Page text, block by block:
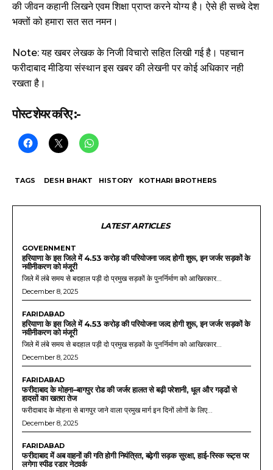
की जीवन कहानी लिखने एवम शिक्षा प्राप्त करने योग्य है। ऐसे ही सच्चे देश
भक्तों को हमारा सत सत नमन।
Note: यह खबर लेखक के निजी विचारो सहित लिखी गई है। पहचान
फरीदाबाद मीडिया संस्थान इस खबर की लेखनी पर कोई अधिकार नही
रखता है।
पोस्ट शेयर करिए :-
TAGS DESH BHAKT HISTORY KOTHARI BROTHERS
LATEST ARTICLES
GOVERNMENT
हरियाणा के इस जिले में 4.53 करोड़ की परियोजना जल्द होगी शुरू, इन जर्जर सड़कों के
नवीनीकरण को मंजूरी
जिले में लंबे समय से बदहाल पड़ी दो प्रमुख सड़कों के पुनर्निर्माण को आखिरकार...
December 8, 2025
FARIDABAD
हरियाणा के इस जिले में 4.53 करोड़ की परियोजना जल्द होगी शुरू, इन जर्जर सड़कों के
नवीनीकरण को मंजूरी
जिले में लंबे समय से बदहाल पड़ी दो प्रमुख सड़कों के पुनर्निर्माण को आखिरकार...
December 8, 2025
FARIDABAD
फरीदाबाद के मोहना–बागपुर रोड की जर्जर हालत से बढ़ी परेशानी, धूल और गड्ढों से
हादसों का खतरा तेज
फरीदाबाद के मोहना से बागपुर जाने वाला प्रमुख मार्ग इन दिनों लोगों के लिए...
December 8, 2025
FARIDABAD
फरीदाबाद में अब वाहनों की गति होगी नियंत्रित, बढ़ेगी सड़क सुरक्षा, हाई-रिस्क रूट्स पर
लगेगा स्पीड रडार नेटवर्क